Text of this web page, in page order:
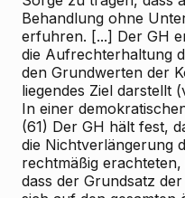
Behandlung ohne
erfuhren. [...] Der GH
die Aufrechterhaltung
den Grundwerten der
liegendes Ziel darstellt
In einer
(61) Der GH hält fest,
die Nichtverlängerung
rechtmäßig
dass der Grundsatz